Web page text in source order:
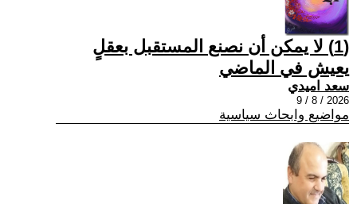
(1) لا يمكن أن نصنع المستقبل بعقلٍ
يعيش في الماضي
سعد اميدي
2026 / 8 / 9
مواضيع وابحاث سياسية